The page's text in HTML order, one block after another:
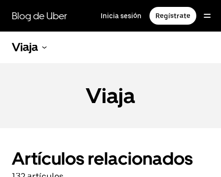
contenido
principal
Blog de Uber Inicia sesión Regístrate
Viaja
Viaja
Artículos relacionados